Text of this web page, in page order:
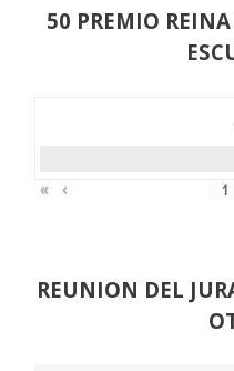
50 PREMIO
« ‹
REUNION DEL